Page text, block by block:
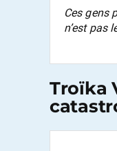
Ces gens
n’est pas
Troïka